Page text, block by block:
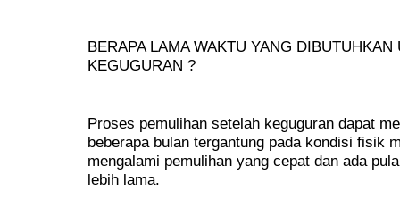
BERAPA LAMA WAKTU YANG
KEGUGURAN ?
Proses pemulihan setelah keguguran dapat
beberapa bulan tergantung pada kondisi fisik
mengalami pemulihan yang cepat dan ada
lebih lama.